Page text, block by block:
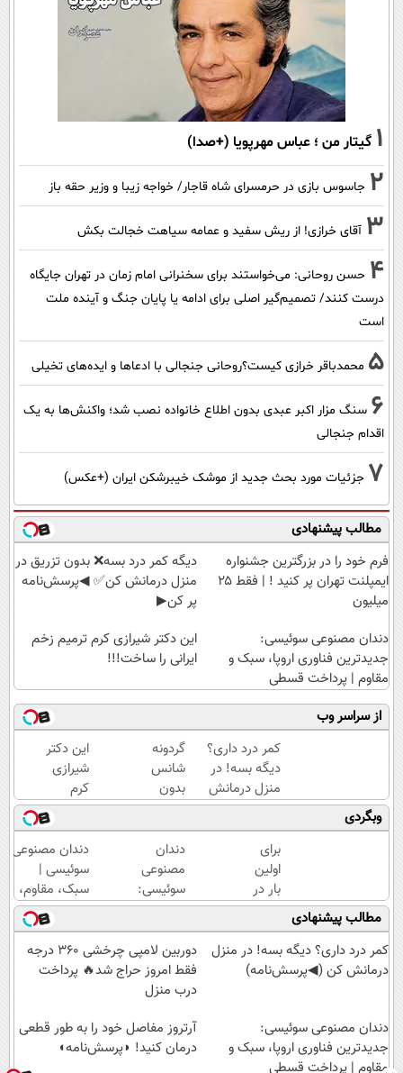
1 گیتار من ؛ عباس مهرپویا (+صدا)
2 جاسوس بازی در حرمسرای شاه قاجار/ خواجه زیبا و وزیر حقه باز
3 آقای خرازی! از ریش سفید و عمامه سیاهت خجالت بکش
4 حسن روحانی: می‌خواستند برای سخنرانی امام زمان در تهران جایگاه
درست کنند/ تصمیم‌گیر اصلی برای ادامه یا پایان جنگ و آینده ملت
است
5 محمدباقر خرازی کیست؟روحانی جنجالی با ادعاها و ایده‌های تخیلی
6 سنگ مزار اکبر عبدی بدون اطلاع خانواده نصب شد؛ واکنش‌ها به یک
اقدام جنجالی
7 جزئیات مورد بحث جدید از موشک خیبرشکن ایران (+عکس)
مطالب پیشنهادی
فرم خود را در بزرگترین جشنواره
ایمپلنت تهران پر کنید ! | فقط ۲۵
میلیون
دیگه کمر درد بسه❌ بدون تزریق در
منزل درمانش کن✅ ◀پرسش‌نامه
پر کن▶
دندان مصنوعی سوئیسی:
جدیدترین فناوری اروپا، سبک و
مقاوم | پرداخت قسطی
این دکتر شیرازی کرم ترمیم زخم
ایرانی را ساخت!!!
از سراسر وب
کمر درد داری؟
دیگه بسه! در
منزل درمانش
کن
(◀پرسش‌نامه)
گردونه
شانس
بدون
پوچ از
PS5
تا
آیفون17
و بیت
کوین
🔥
این دکتر
شیرازی
کرم
ترمیم
زخم
ایرانی را
ساخت!!!
وبگردی
برای
اولین
بار در
ایران
🇮🇷
این
دکتر
کننده
23
روزه
دندان
مصنوعی
سوئیسی:
جدیدترین
فناوری
اروپا،
سبک و
مقاوم |
قسطی
دندان مصنوعی
سوئیسی |
سبک، مقاوم،
طبیعی! ویزیت
رایگان+پرداخت
اقساطی😍
مطالب پیشنهادی
کمر درد داری؟ دیگه بسه! در منزل
درمانش کن (◀پرسش‌نامه)
دوربین لامپی چرخشی 360 درجه
فقط امروز حراج شد🔥 پرداخت
درب منزل
دندان مصنوعی سوئیسی:
جدیدترین فناوری اروپا، سبک و
مقاوم | پرداخت قسطی
آرتروز مفاصل خود را به طور قطعی
درمان کنید! ◗پرسش‌نامه◖